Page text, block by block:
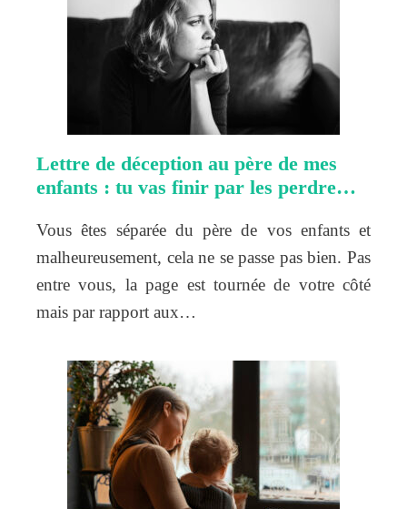
Lettre de déception au père de mes
enfants : tu vas finir par les perdre…
Vous êtes séparée du père de vos enfants et
malheureusement, cela ne se passe pas bien. Pas
entre vous, la page est tournée de votre côté
mais par rapport aux…